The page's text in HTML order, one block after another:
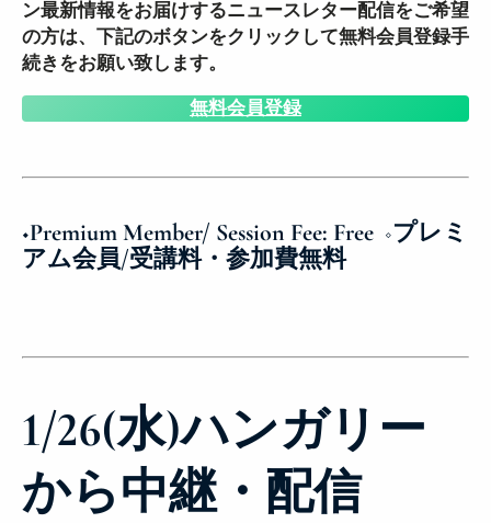
ン最新情報をお届けするニュースレター配信をご希望
の方は、下記のボタンをクリックして無料会員登録手
続きをお願い致します。
無料会員登録
◆Premium Member/ Session Fee: Free ◇プレミ
アム会員/受講料・参加費無料
1/26(水)ハンガリー
から中継・配信